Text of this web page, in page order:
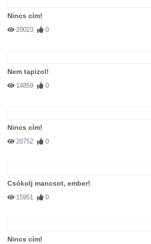
Nincs cím!
20023 0
Nem tapizol!
14859 0
Nincs cím!
20752 0
Csókolj mancsot, ember!
15951 0
Nincs cím!